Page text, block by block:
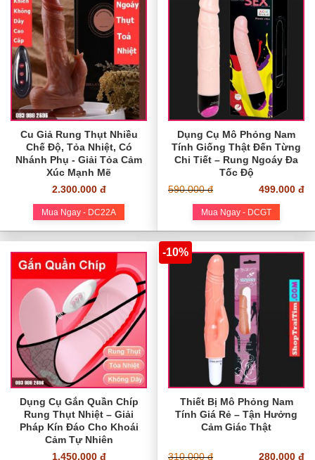
Cu Giả Rung Thụt Nhiều
Chế Độ, Tỏa Nhiệt, Có
Nhánh Phụ - Giải Tỏa Cảm
Xúc Mạnh Mẽ
2.300.000 đ
Mua Ngay - DC22A
Dụng Cụ Mô Phỏng Nam
Tính Giống Thật Đến Từng
Chi Tiết – Rung Ngoáy Đa
Tốc Độ
590.000 đ
499.000 đ
Mua Ngay - DCGT
Dụng Cụ Gắn Quần Chíp
Rung Thụt Nhiệt – Giải
Pháp Kín Đáo Cho Khoái
Cảm Tự Nhiên
1.450.000 đ
Thiết Bị Mô Phỏng Nam
Tính Giá Rẻ – Tận Hưởng
Cảm Giác Thật
310.000 đ 280.000 đ
-10%